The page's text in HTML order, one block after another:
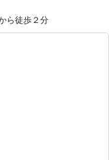
ら徒歩２分